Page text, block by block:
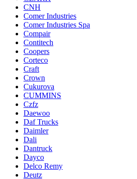
CNH
Comer Industries
Comer Industries Spa
Compair
Contitech
Coopers
Corteco
Craft
Crown
Cukurova
CUMMINS
Czfz
Daewoo
Daf Trucks
Daimler
Dali
Dantruck
Dayco
Delco Remy
Deutz